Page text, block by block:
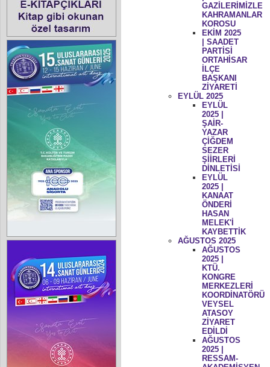
GAZİLERİMİZLE
KAHRAMANLAR
KOROSU
EKİM 2025
| SAADET
PARTİSİ
ORTAHİSAR
İLÇE
BAŞKANI
ZİYARETİ
EYLÜL 2025
EYLÜL
2025 |
ŞAİR-
YAZAR
ÇİĞDEM
SEZER
ŞİİRLERİ
DİNLETİSİ
EYLÜL
2025 |
KANAAT
ÖNDERİ
HASAN
MELEK'İ
KAYBETTİK
AĞUSTOS 2025
AĞUSTOS
2025 |
KTÜ.
KONGRE
MERKEZLERİ
KOORDİNATÖRÜ
VEYSEL
ATASOY
ZİYARET
EDİLDİ
AĞUSTOS
2025 |
RESSAM-